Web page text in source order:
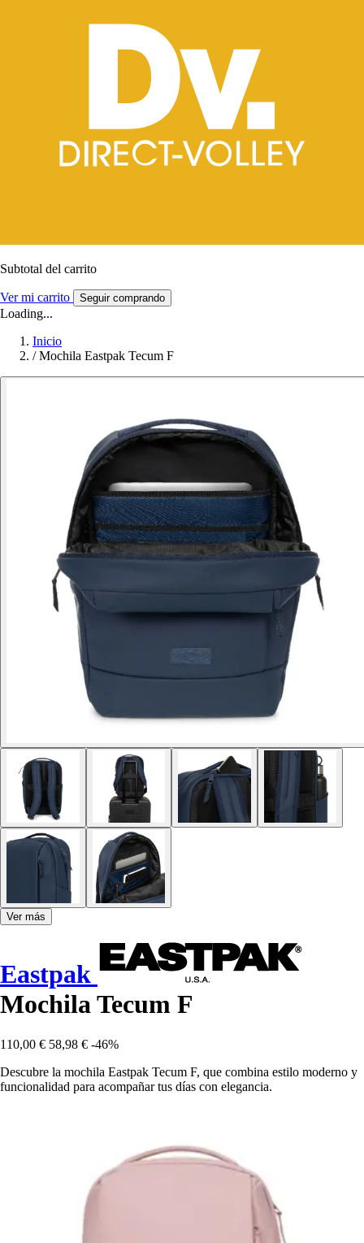
Subtotal del carrito
Ver mi carrito Seguir comprando
Loading...
Inicio
/ Mochila Eastpak Tecum F
Ver más
Eastpak
Mochila Tecum F
110,00 € 58,98 € -46%
Descubre la mochila Eastpak Tecum F, que combina estilo moderno y
funcionalidad para acompañar tus días con elegancia.